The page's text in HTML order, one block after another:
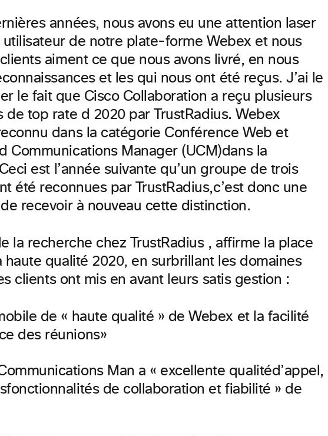
années, nous avons eu une attention laser
utilisateur de notre plate-formeWebex et nous
aiment ce que nous avons livré, en nous
et les qui nous ont été reçus.J’ai le
le fait que Cisco Collaboration a reçu plusieurs
de top rate d 2020 par TrustRadius.Webex
dans la catégorie Conférence Web et
Communications Manager(UCM)dans la
Ceci est l’année suivante qu’un groupe de trois
été reconnues par
TrustRadius,c’est donc une
recevoir à nouveau cette distinction.
la recherche chez TrustRadius , affirme la place
haute qualité 2020, en surbrillant les domaines
clients ont mis en avant leurs satis gestion :
de « haute qualité » de Webex et la facilité
des réunions»
Man a « excellente qualitéd’appel,
fonctionnalités de collaboration et fiabilité » de